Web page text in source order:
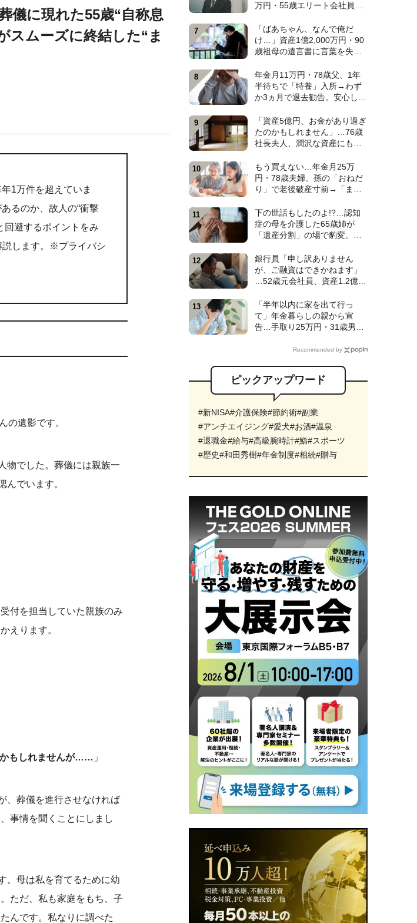
儀に現れた55歳“自称息
スムーズに終結した“ま
1万件を超えていま
るのか、故人の“衝撃
回避するポイントをみ
説します。※プライバシ
遺影です。
物でした。葬儀には親族一
んでいます。
付を担当していた親族のみ
えります。
かもしれませんが…… 」
、葬儀を進行させなければ
事情を聞くことにしまし
。母は私を育てるために幼
ただ、私も家庭をもち、子
んです。私なりに調べた
万円・55歳エリート会社員、
り全敗”。専業主婦の妻が仕切
る家で「居場所がありませ
ん」の現実【CFPの助言】
「ばあちゃん、なんで俺だ
け…」資産1億2,000万円・90
歳祖母の遺言書に言葉を失っ
勤務・38歳孫〉だけが遺産相
続から除外されたワケ【弁護
士が解説】
年金月11万円・78歳父、1年
半待ちで「特養」入所→わず
か3ヵ月で退去勧告。安心しき
られた〈まさかのひと言〉
【元介護施設職員のFPが解
説】
「資産5億円、お金があり過ぎ
たのかもしれません」…76歳
社長夫人、潤沢な資産にも暗
屋に住み続ける“跡取り息
子”【CFPが解説】
もう買えない…年金月25万
円・78歳夫婦、孫の「おねだ
り」で老後破産寸前→「まさ
越しの再会で涙した〈孫のひ
と言〉【CFPが解説】
下の世話もしたのよ!?…認知
症の母を介護した65歳姉が
「遺産分割」の場で豹変。
歳弟が絶句したワケ【弁護士
が解説】
銀行員「申し訳ありません
が、ご融資はできかねます」
…52歳元会社員、資産1.2億円
さかの門前払い”。狭い賃貸で
妻と2人「地獄のFIRE生活」
のワケ【FPの解説】
「半年以内に家を出て行っ
て」年金暮らしの親から宣
告…手取り25万円・31歳男性
ヵ月で「実家へUターン」した
Recommended by
ピックアップワード
#新NISA#介護保険#節約術#副業
#アンチエイジング#愛犬#お酒#温泉
#退職金#給与#高級腕時計#鮨#スポーツ
#歴史#和田秀樹#年金制度#相続#贈与